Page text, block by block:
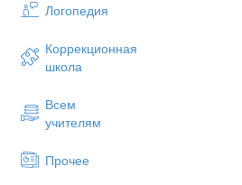
Логопедия
Коррекционная
школа
Всем
учителям
Прочее